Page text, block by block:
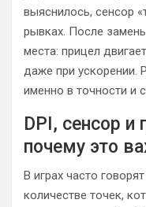
выяснилось, сенсор
рывках. После
места: прицел
даже при ускорении.
именно в точности и
DPI, сенсор и
почему это
В играх часто
количестве точек,